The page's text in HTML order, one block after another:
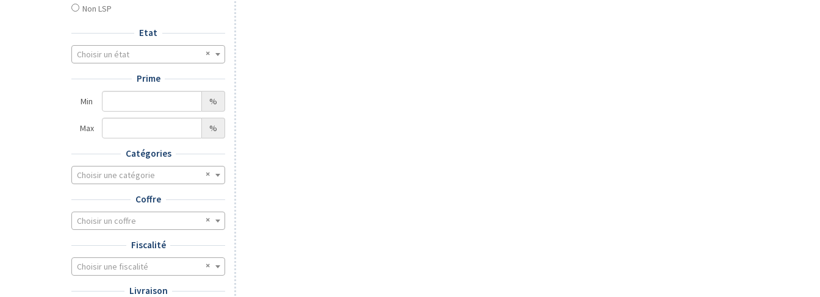
Non LSP
Etat
Choisir un état
Prime
Min %
Max %
Catégories
Choisir une catégorie
Coffre
Choisir un coffre
Fiscalité
Choisir une fiscalité
Livraison